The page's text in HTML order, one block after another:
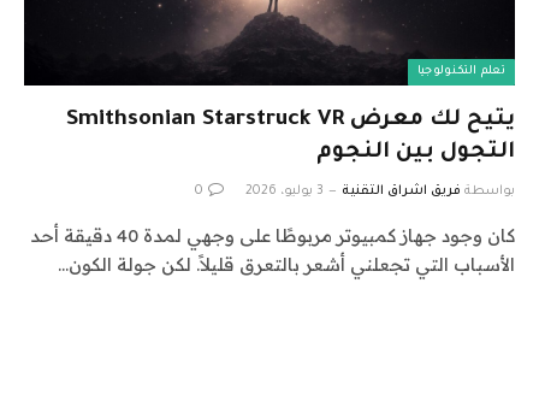
تعلم التكنولوجيا
يتيح لك معرض Smithsonian Starstruck VR
التجول بين النجوم
بواسطة فريق اشراق التقنية 3 يوليو، 2026 0
كان وجود جهاز كمبيوتر مربوطًا على وجهي لمدة 40 دقيقة أحد
الأسباب التي تجعلني أشعر بالتعرق قليلاً. لكن جولة الكون…